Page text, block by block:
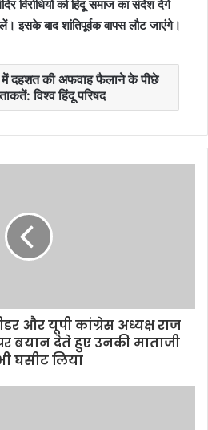
विरोधियों को हिंदू समाज का संदेश देंगे
इसके बाद शांतिपूर्वक वापस लौट जाएंगे।
में दहशत की अफवाह फैलाने के पीछे
ताकतें: विश्व हिंदू परिषद
और यूपी कांग्रेस अध्यक्ष राज
बयान देते हुए उनकी माताजी
घसीट लिया